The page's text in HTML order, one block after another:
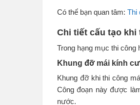
Có thể bạn quan tâm: Thi
Chi tiết cấu tạo
Trong hạng mục thi công
Khung đỡ mái kính
Khung đỡ khi thi công
Công đoạn này được
nước.